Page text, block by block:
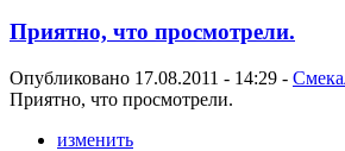
Приятно, что просмотрели.
Опубликовано 17.08.2011 - 14:29 -
Приятно, что просмотрели.
изменить